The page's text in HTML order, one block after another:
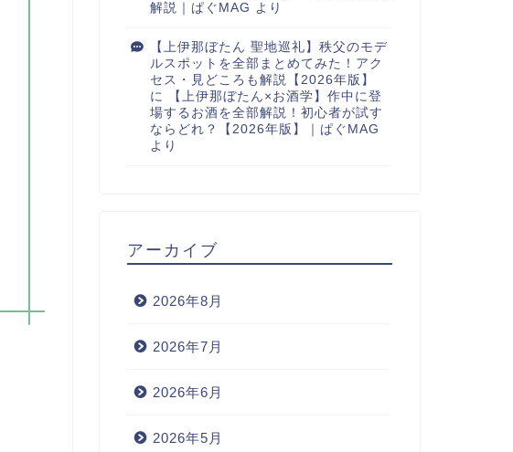
解説｜ぱぐMAG より
【上伊那ぼたん 聖地巡礼】秩父のモデ
ルスポットを全部まとめてみた！アク
セス・見どころも解説【2026年版】
に
【上伊那ぼたん×お酒学】作中に登
場するお酒を全部解説！初心者が試す
ならどれ？【2026年版】｜ぱぐMAG
より
アーカイブ
2026年8月
2026年7月
2026年6月
2026年5月